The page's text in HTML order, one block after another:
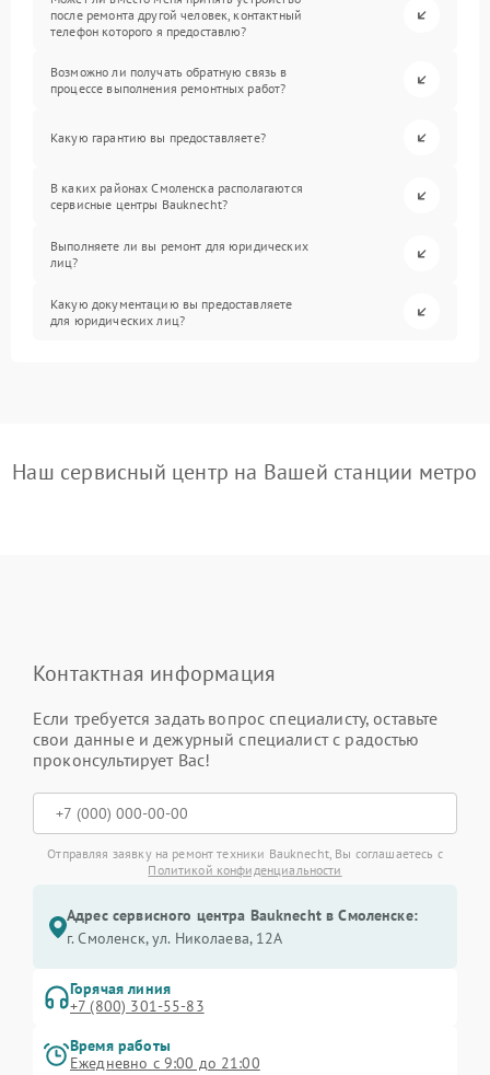
после ремонта другой человек, контактный
телефон которого я предоставлю?
Возможно ли получать обратную связь в
процессе выполнения ремонтных работ?
Какую гарантию вы предоставляете?
В каких районах Смоленска располагаются
сервисные центры Bauknecht?
Выполняете ли вы ремонт для юридических
лиц?
Какую документацию вы предоставляете
для юридических лиц?
Наш сервисный центр на Вашей станции метро
Контактная информация
Если требуется задать вопрос специалисту, оставьте
свои данные и дежурный специалист с радостью
проконсультирует Вас!
Отправляя заявку на ремонт техники Bauknecht, Вы соглашаетесь с
Политикой конфиденциальности
Адрес сервисного центра Bauknecht в Смоленске:
г. Смоленск, ул. Николаева, 12А
Горячая линия
+7 (800) 301-55-83
Время работы
Ежедневно с 9:00 до 21:00